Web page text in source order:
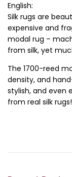
English:
Silk rugs are
expensive and
modal rug –
from silk, yet
The 1700-reed
density, and
stylish, and even
from real silk rugs!